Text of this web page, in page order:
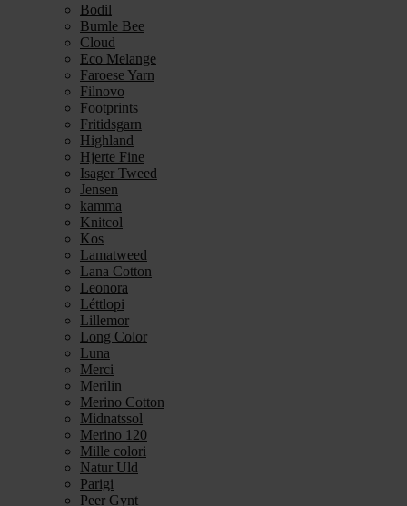
Bodil
Bumle Bee
Cloud
Eco Melange
Faroese Yarn
Filnovo
Footprints
Fritidsgarn
Highland
Hjerte Fine
Isager Tweed
Jensen
kamma
Knitcol
Kos
Lamatweed
Lana Cotton
Leonora
Léttlopi
Lillemor
Long Color
Luna
Merci
Merilin
Merino Cotton
Midnatssol
Merino 120
Mille colori
Natur Uld
Parigi
Peer Gynt